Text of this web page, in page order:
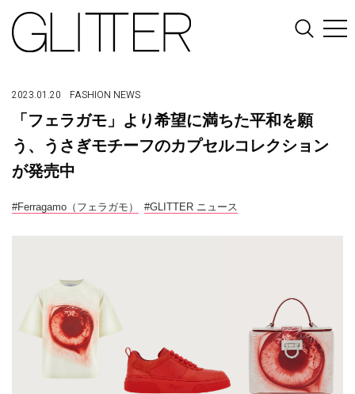
2023.01.20 FASHION NEWS
「フェラガモ」より希望に満ちた平和を願
う、うさぎモチーフのカプセルコレクション
が発売中
#Ferragamo（フェラガモ） #GLITTER ニュース